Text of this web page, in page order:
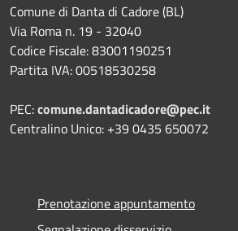
Comune di Danta di Cadore (BL)
Via Roma n. 19 - 32040
Codice Fiscale: 83001190251
Partita IVA: 00518530258
PEC:comune.dantadicadore@pec.it
Centralino Unico: +39 0435 650072
Prenotazione appuntamento